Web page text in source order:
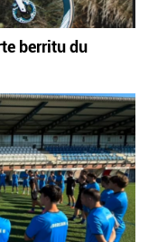
berritu du